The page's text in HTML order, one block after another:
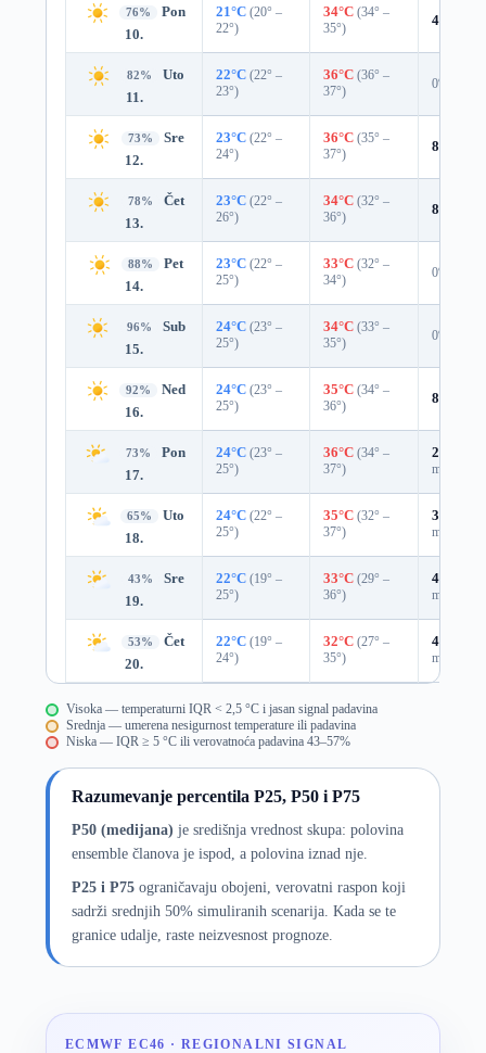
76%
Pon
10.
21°C (20° –
22°)
34°C (34° –
35°)
4%
82%
Uto
11.
22°C (22° –
23°)
36°C (36° –
37°)
0%
73%
Sre
12.
23°C (22° –
24°)
36°C (35° –
37°)
8%
78%
Čet
13.
23°C (22° –
26°)
34°C (32° –
36°)
8%
88%
Pet
14.
23°C (22° –
25°)
33°C (32° –
34°)
0%
96%
Sub
15.
24°C (23° –
25°)
34°C (33° –
35°)
0%
92%
Ned
16.
24°C (23° –
25°)
35°C (34° –
36°)
8%
73%
Pon
17.
24°C (23° –
25°)
36°C (34° –
37°)
25%
mm)
65%
Uto
18.
24°C (22° –
25°)
35°C (32° –
37°)
31%
mm)
43%
Sre
19.
22°C (19° –
25°)
33°C (29° –
36°)
47%
mm)
53%
Čet
20.
22°C (19° –
24°)
32°C (27° –
35°)
43%
mm)
Visoka — temperaturni IQR < 2,5 °C i jasan signal padavina
Srednja — umerena nesigurnost temperature ili padavina
Niska — IQR ≥ 5 °C ili verovatnoća padavina 43–57%
Razumevanje percentila P25, P50 i P75
P50 (medijana) je središnja vrednost skupa: polovina
ensemble članova je ispod, a polovina iznad nje.
P25 i P75ograničavaju obojeni, verovatni raspon koji
sadrži srednjih 50% simuliranih scenarija. Kada se te
granice udalje, raste neizvesnost prognoze.
ECMWF EC46 · REGIONALNI SIGNAL